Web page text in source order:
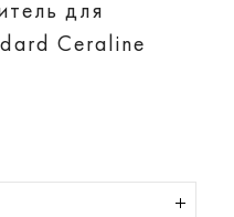
для
Ceraline